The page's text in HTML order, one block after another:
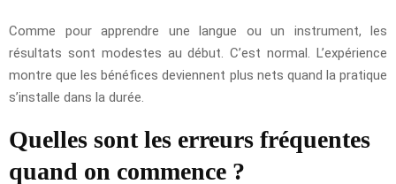
Comme pour apprendre une langue ou un instrument, les
résultats sont modestes au début. C’est normal. L’expérience
montre que les bénéfices deviennent plus nets quand la pratique
s’installe dans la durée.
Quelles sont les erreurs fréquentes
quand on commence ?